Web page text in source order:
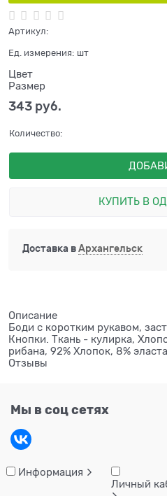
Артикул:
Ед. измерения: шт
Цвет
Размер
343 руб.
Количество:
КУПИТЬ В
Доставка вАрхангельск
Описание
Боди с коротким рукавом,
Кнопки. Ткань - кулирка,
рибана, 92% Хлопок, 8%
Отзывы
Мы в соц сетях
Информация
Личный